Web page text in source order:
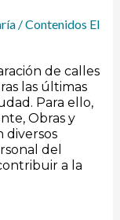
/Contenidos El
de calles
las últimas
Para ello,
Obras y
diversos
del
a la